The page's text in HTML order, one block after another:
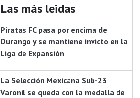
Las más leidas
Piratas FC pasa por encima de
Durango y se mantiene invicto en la
Liga de Expansión
La Selección Mexicana Sub-23
Varonil se queda con la medalla de